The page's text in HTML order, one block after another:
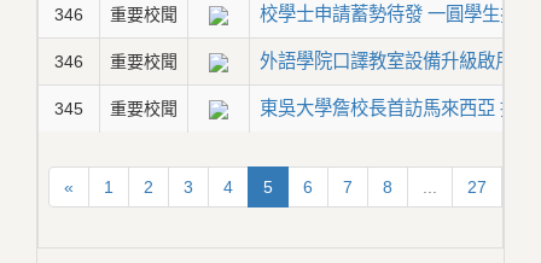
346 重要校聞 校學士申請蓄勢待發 一圓學生探索
346 重要校聞 外語學院口譯教室設備升級啟用暨
345 重要校聞 東吳大學詹校長首訪馬來西亞 推
« 1 2 3 4 5 6 7 8 27